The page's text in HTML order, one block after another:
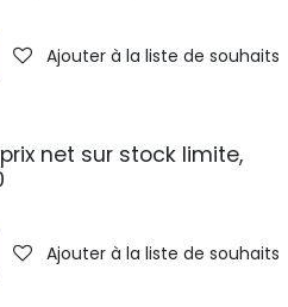
Ajouter à la liste de souhaits
net sur stock limite,
Ajouter à la liste de souhaits